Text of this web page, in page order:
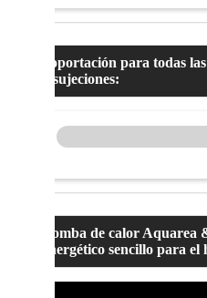
Soportación para todas
y sujeciones:
Bomba de calor
energético sencillo para el